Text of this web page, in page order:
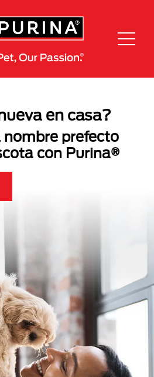
en casa?
nombre prefecto
con Purina®